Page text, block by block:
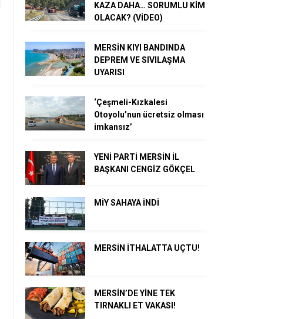
KAZA DAHA… SORUMLU KİM
OLACAK? (VİDEO)
MERSİN KIYI BANDINDA
DEPREM VE SIVILAŞMA
UYARISI
‘Çeşmeli-Kızkalesi
Otoyolu’nun ücretsiz olması
imkansız’
YENİ PARTİ MERSİN İL
BAŞKANI CENGİZ GÖKÇEL
MİY SAHAYA İNDİ
MERSİN İTHALATTA UÇTU!
MERSİN’DE YİNE TEK
TIRNAKLI ET VAKASI!